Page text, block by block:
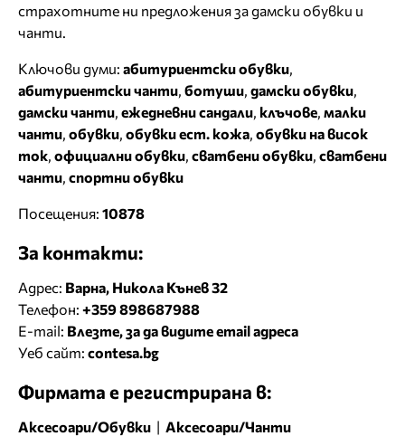
страхотните ни предложения за дамски обувки и
чанти.
Ключови думи: абитуриентски обувки
абитуриентски чанти ботуши дамски обувки
дамски чанти ежедневни сандали клъчове малки
чанти обувки обувки ест. кожа обувки на висок
ток официални обувки сватбени обувки сватбени
чанти спортни обувки
Посещения: 10878
За контакти:
Адрес: Варна, Никола Кънев 32
Телефон: +359 898687988
E-mail: Влезте, за да видите email адреса
Уеб сайт: contesa.bg
Фирмата е регистрирана в:
Аксесоари/Обувки | Аксесоари/Чанти